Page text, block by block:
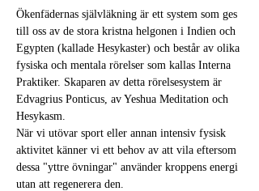
Ökenfädernas självläkning är ett system som ges
till oss av de stora kristna helgonen i Indien och
Egypten (kallade Hesykaster) och består av olika
fysiska och mentala rörelser som kallas Interna
Praktiker. Skaparen av detta rörelsesystem är
Edvagrius Ponticus, av Yeshua Meditation och
Hesykasm.
När vi utövar sport eller annan intensiv fysisk
aktivitet känner vi ett behov av att vila eftersom
dessa "yttre övningar" använder kroppens energi
utan att regenerera den.